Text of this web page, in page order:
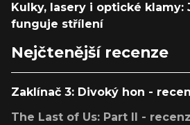
Kulky, lasery i optické klamy:
funguje střílení
Nejčtenější recenze
Zaklínač 3: Divoký hon -
The Last of Us: Part II -